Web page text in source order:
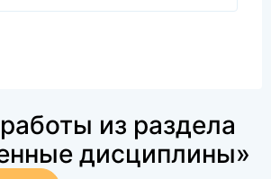
из раздела
дисциплины»